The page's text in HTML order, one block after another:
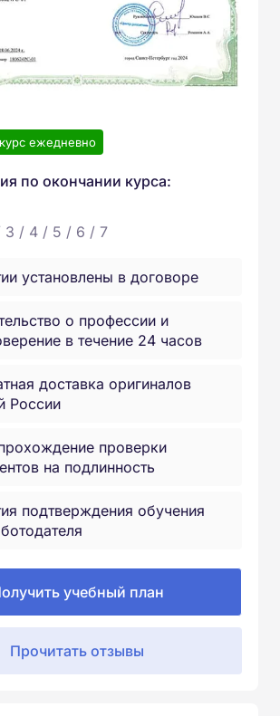
ежедневно
по окончании курса:
3 / 4 / 5 / 6 / 7
установлены в договоре
о профессии и
в течение 24 часов
доставка оригиналов
России
проверки
на подлинность
подтверждения обучения
учебный план
Прочитать отзывы